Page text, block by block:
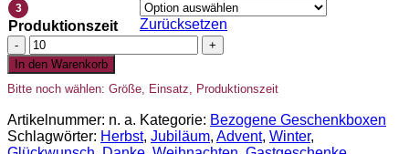
3
Produktionszeit
Zurücksetzen
Premium-
Geschenkbox
Rot
-
-
verschiedene
In den Warenkorb
Bitte noch wählen: Größe, Einsatz, Produktionszeit
Artikelnummer: n. a. Kategorie: Bezogene Geschenkboxen
Schlagwörter: Herbst, Jubiläum, Advent, Winter,